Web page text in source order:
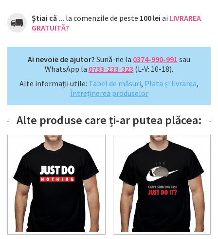
Știai că ... la comenzile de peste 100 lei ai LIVRAREA
GRATUITĂ?
Ai nevoie de ajutor? Sună-ne la 0374-990-991 sau
WhatsApp la 0733-233-323 (L-V: 10-18).
Alte informații utile: Tabel de măsuri, Plata și livrarea,
Întreținerea produselor
Alte produse care ți-ar putea plăcea: